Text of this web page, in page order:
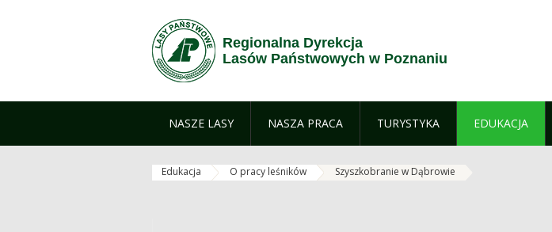
Regionalna Dyrekcja
Lasów Państwowych w Poznaniu
NASZE LASY NASZA PRACA TURYSTYKA EDUKACJA
Edukacja O pracy leśników Szyszkobranie w Dąbrowie